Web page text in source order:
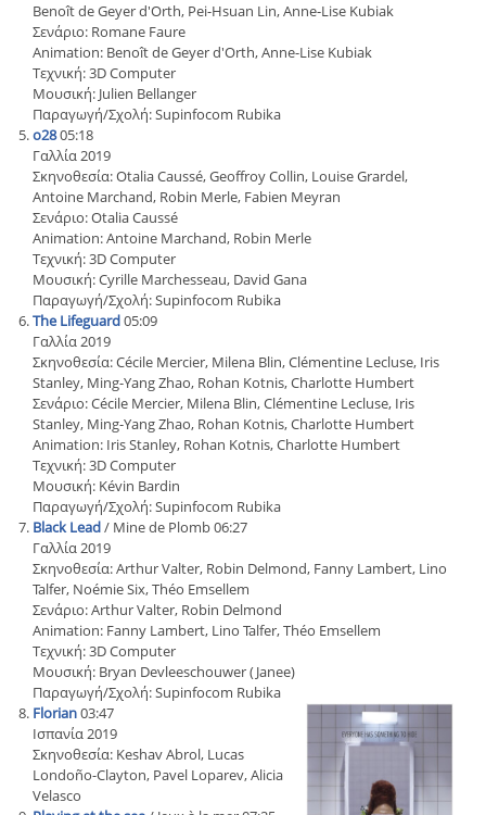
Benoît de Geyer d'Orth, Pei-Hsuan Lin, Anne-Lise Kubiak
Σενάριο: Romane Faure
Animation: Benoît de Geyer d'Orth, Anne-Lise Kubiak
Τεχνική: 3D Computer
Μουσική: Julien Bellanger
Παραγωγή/Σχολή: Supinfocom Rubika
o2805:18
Γαλλία 2019
Σκηνοθεσία: Otalia Caussé, Geoffroy Collin, Louise Grardel,
Antoine Marchand, Robin Merle, Fabien Meyran
Σενάριο: Otalia Caussé
Animation: Antoine Marchand, Robin Merle
Τεχνική: 3D Computer
Μουσική: Cyrille Marchesseau, David Gana
Παραγωγή/Σχολή: Supinfocom Rubika
The Lifeguard05:09
Γαλλία 2019
Σκηνοθεσία: Cécile Mercier, Milena Blin, Clémentine Lecluse, Iris
Stanley, Ming-Yang Zhao, Rohan Kotnis, Charlotte Humbert
Σενάριο: Cécile Mercier, Milena Blin, Clémentine Lecluse, Iris
Stanley, Ming-Yang Zhao, Rohan Kotnis, Charlotte Humbert
Animation: Iris Stanley, Rohan Kotnis, Charlotte Humbert
Τεχνική: 3D Computer
Μουσική: Kévin Bardin
Παραγωγή/Σχολή: Supinfocom Rubika
Black Lead/ Mine de Plomb 06:27
Γαλλία 2019
Σκηνοθεσία: Arthur Valter, Robin Delmond, Fanny Lambert, Lino
Talfer, Noémie Six, Théo Emsellem
Σενάριο: Arthur Valter, Robin Delmond
Animation: Fanny Lambert, Lino Talfer, Théo Emsellem
Τεχνική: 3D Computer
Μουσική: Bryan Devleeschouwer (Janee)
Παραγωγή/Σχολή: Supinfocom Rubika
Florian03:47
Ισπανία 2019
Σκηνοθεσία: Keshav Abrol, Lucas
Londoño-Clayton, Pavel Loparev, Alicia
Velasco